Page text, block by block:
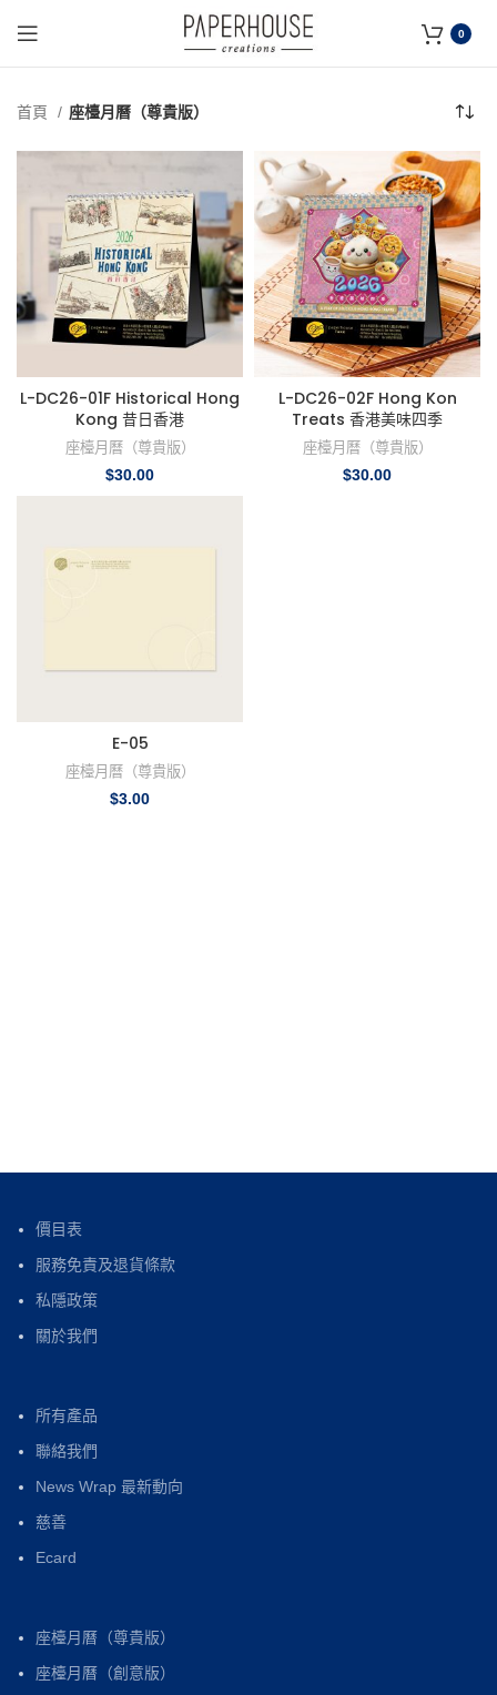
0
首頁 座檯月曆（尊貴版）
L-DC26-01F Historical Hong
Kong 昔日香港
座檯月曆（尊貴版）
$30.00
L-DC26-02F Hong Kon
Treats 香港美味四季
座檯月曆（尊貴版）
$30.00
E-05
座檯月曆（尊貴版）
$3.00
價目表
服務免責及退貨條款
私隱政策
關於我們
所有產品
聯絡我們
News Wrap 最新動向
慈善
Ecard
座檯月曆（尊貴版）
座檯月曆（創意版）